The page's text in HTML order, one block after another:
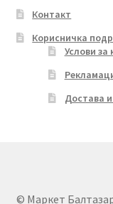
Контакт
Корисничка
Услови за
Достава
© Маркет